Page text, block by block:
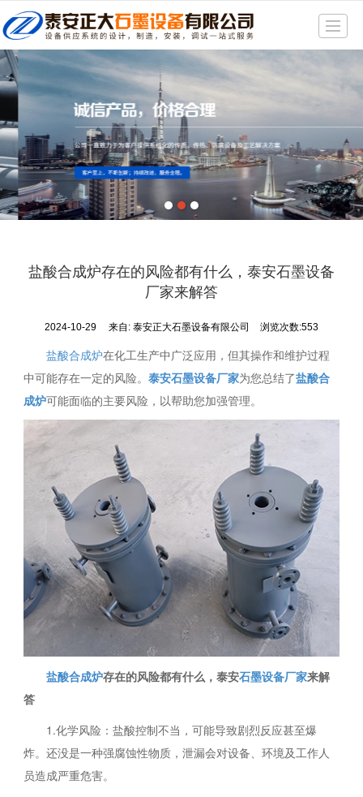
很遗憾，因您的浏览器版本过低导致无法获得最佳浏览体验，推荐下载安装谷歌浏览器！
首页
产品展示
新闻动态
精品展示
公司介绍
厂房一角
地图导航
盐酸合成炉存在的风险都有什么，泰安石墨设备
厂家来解答
2024-10-29 来自:泰安正大石墨设备有限公司 浏览次数:553
盐酸合成炉在化工生产中广泛应用，但其操作和维护过程
中可能存在一定的风险。泰安石墨设备厂家为您总结了盐酸合
成炉可能面临的主要风险，以帮助您加强管理。
盐酸合成炉存在的风险都有什么，泰安石墨设备厂家来解
答
1.化学风险：盐酸控制不当，可能导致剧烈反应甚至爆
炸。还没是一种强腐蚀性物质，泄漏会对设备、环境及工作人
员造成严重危害。